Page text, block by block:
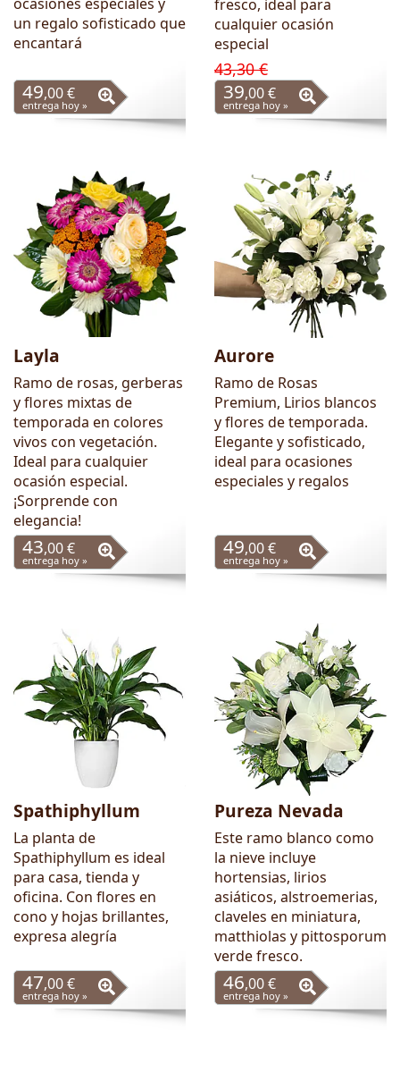
un regalo sofisticado que
encantará
49,00 €
entrega hoy »
fresco, ideal para
cualquier ocasión
especial
43,30 €
39,00 €
entrega hoy »
Layla
Ramo de rosas, gerberas
y flores mixtas de
temporada en colores
vivos con vegetación.
Ideal para cualquier
ocasión especial.
¡Sorprende con
elegancia!
43,00 €
entrega hoy »
Aurore
Ramo de Rosas
Premium, Lirios blancos
y flores de temporada.
Elegante y sofisticado,
ideal para ocasiones
especiales y regalos
49,00 €
entrega hoy »
Spathiphyllum
La planta de
Spathiphyllum es ideal
para casa, tienda y
oficina. Con flores en
cono y hojas brillantes,
expresa alegría
47,00 €
entrega hoy »
Pureza Nevada
Este ramo blanco como
la nieve incluye
hortensias, lirios
asiáticos, alstroemerias,
claveles en miniatura,
matthiolas y pittosporum
verde fresco.
46,00 €
entrega hoy »